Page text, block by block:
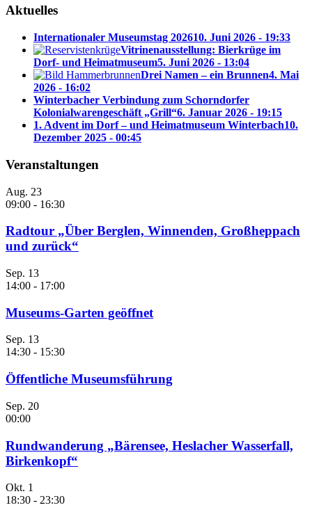
Aktuelles
Internationaler Museumstag 202610. Juni 2026 - 19:33
Vitrinenausstellung: Bierkrüge im
Dorf- und Heimatmuseum5. Juni 2026 - 13:04
Drei Namen – ein Brunnen4. Mai
2026 - 16:02
Winterbacher Verbindung zum Schorndorfer
Kolonialwarengeschäft „Grill“6. Januar 2026 - 19:15
1. Advent im Dorf – und Heimatmuseum Winterbach10.
Dezember 2025 - 00:45
Veranstaltungen
Aug. 23
09:00 - 16:30
Radtour „Über Berglen, Winnenden, Großheppach
und zurück“
Sep. 13
14:00 - 17:00
Museums-Garten geöffnet
Sep. 13
14:30 - 15:30
Öffentliche Museumsführung
Sep. 20
00:00
Rundwanderung „Bärensee, Heslacher Wasserfall,
Birkenkopf“
Okt. 1
18:30 - 23:30